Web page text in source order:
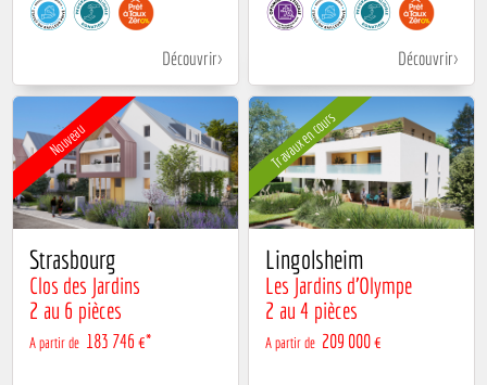
Découvrir Découvrir
Nouveau
Strasbourg
Clos des Jardins
2 au 6 pièces
A partir de 183 746 €*
Travaux en cours
Lingolsheim
Les Jardins d'Olympe
2 au 4 pièces
A partir de 209 000 €